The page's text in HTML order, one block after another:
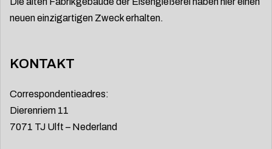
neuen einzigartigen Zweck erhalten.
KONTAKT
Correspondentieadres:
Dierenriem 11
7071 TJ Ulft – Nederland